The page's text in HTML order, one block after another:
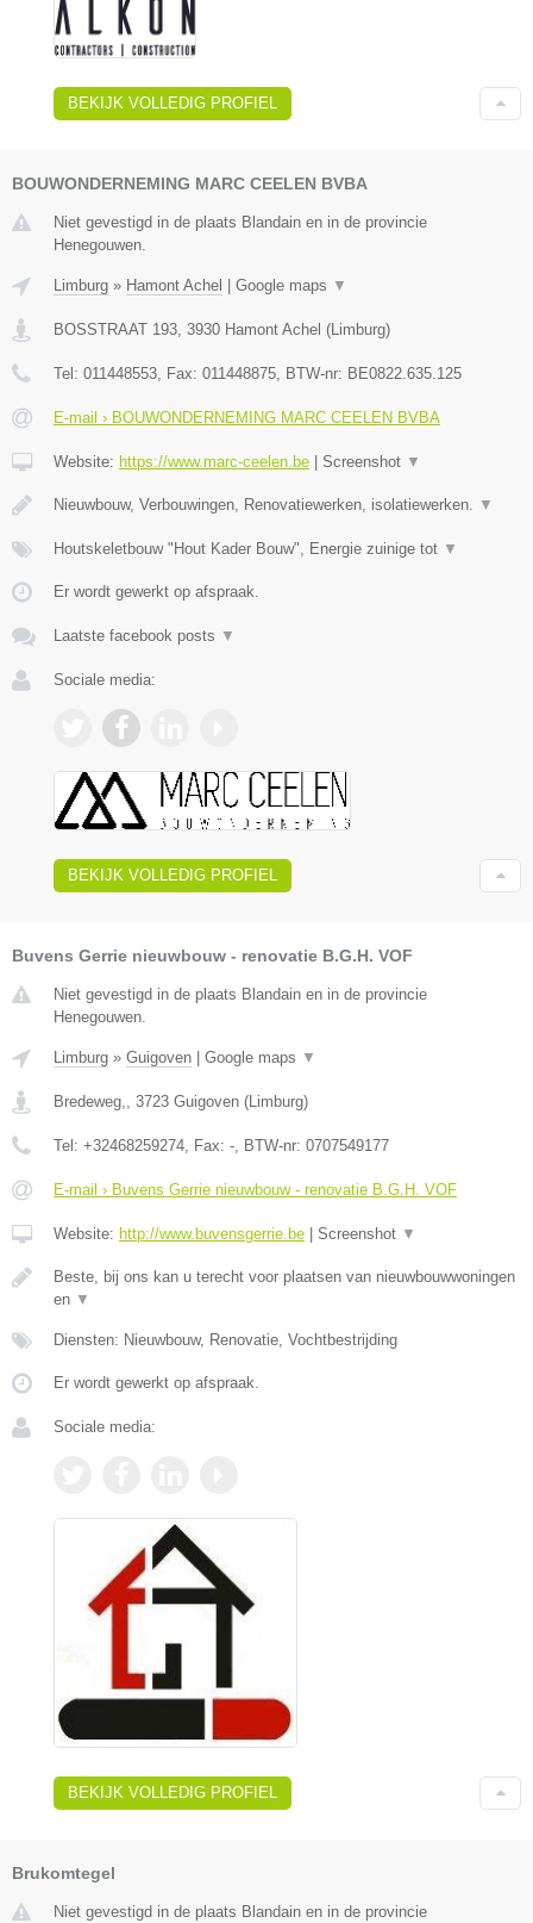
BEKIJK VOLLEDIG PROFIEL
BOUWONDERNEMING MARC CEELEN BVBA
Niet gevestigd in de plaats Blandain en in de provincie
Henegouwen.
Limburg » Hamont Achel Google maps ▼
BOSSTRAAT 193, 3930 Hamont Achel (Limburg)
Tel: 011448553, Fax: 011448875, BTW-nr: BE0822.635.125
E-mail › BOUWONDERNEMING MARC CEELEN BVBA
Website: https://www.marc-ceelen.be Screenshot ▼
Nieuwbouw, Verbouwingen, Renovatiewerken, isolatiewerken. ▼
Houtskeletbouw "Hout Kader Bouw", Energie zuinige tot ▼
Er wordt gewerkt op afspraak.
Laatste facebook posts ▼
Sociale media:
BEKIJK VOLLEDIG PROFIEL
Buvens Gerrie nieuwbouw - renovatie B.G.H. VOF
Niet gevestigd in de plaats Blandain en in de provincie
Henegouwen.
Limburg » Guigoven | Google maps ▼
Bredeweg, 3723 Guigoven (Limburg)
Tel: +32468259274 , Fax: - , BTW-nr: 0707549177
E-mail › Buvens Gerrie nieuwbouw - renovatie B.G.H. VOF
Website: http://www.buvensgerrie.be | Screenshot ▼
Beste, bij ons kan u terecht voor plaatsen van nieuwbouwwoningen
en ▼
Diensten: Nieuwbouw, Renovatie, Vochtbestrijding
Er wordt gewerkt op afspraak.
Sociale media:
BEKIJK VOLLEDIG PROFIEL
Brukomtegel
Niet gevestigd in de plaats Blandain en in de provincie